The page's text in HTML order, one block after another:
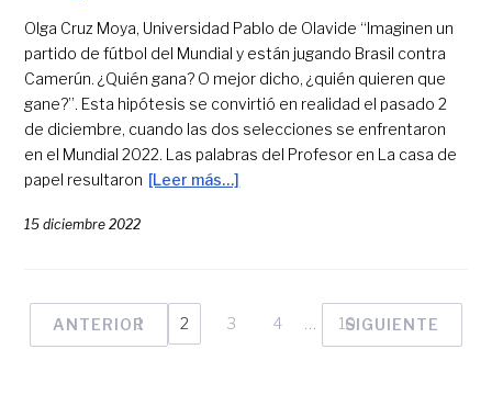
Olga Cruz Moya, Universidad Pablo de Olavide “Imaginen un
partido de fútbol del Mundial y están jugando Brasil contra
Camerún. ¿Quién gana? O mejor dicho, ¿quién quieren que
gane?”. Esta hipótesis se convirtió en realidad el pasado 2
de diciembre, cuando las dos selecciones se enfrentaron
en el Mundial 2022. Las palabras del Profesor en La casa de
papel resultaron [Leer más…]
15 diciembre 2022
ANTERIOR
1 2 3 4 10
SIGUIENTE